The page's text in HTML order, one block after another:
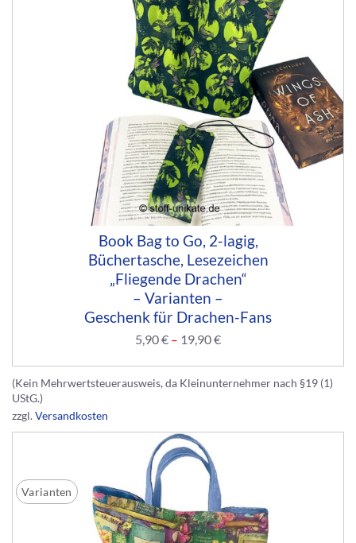
Book Bag to Go, 2-lagig,
Büchertasche, Lesezeichen
„Fliegende Drachen“
– Varianten –
Geschenk für Drachen-Fans
5,90€ – 19,90€
(Kein Mehrwertsteuerausweis, da Kleinunternehmer nach §19 (1)
UStG.)
zzgl.Versandkosten
Varianten